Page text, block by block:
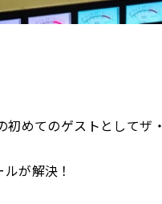
めてのゲストとしてザ・
が解決！